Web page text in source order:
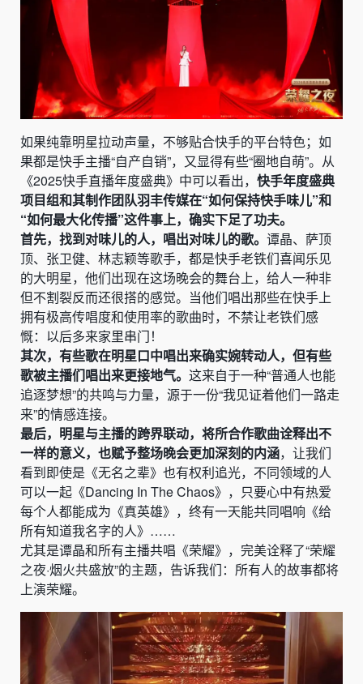
如果纯靠明星拉动声量，不够贴合快手的平台特色；如
果都是快手主播“自产自销”，又显得有些“圈地自萌”。从
《2025快手直播年度盛典》中可以看出， 快手年度盛典
项目组和其制作团队羽丰传媒在“如何保持快手味儿”和
“如何最大化传播”这件事上，确实下足了功夫。
首先，找到对味儿的人，唱出对味儿的歌。 谭晶、萨顶
顶、张卫健、林志颖等歌手，都是快手老铁们喜闻乐见
的大明星，他们出现在这场晚会的舞台上，给人一种非
但不割裂反而还很搭的感觉。当他们唱出那些在快手上
拥有极高传唱度和使用率的歌曲时，不禁让老铁们感
慨：以后多来家里串门！
其次，有些歌在明星口中唱出来确实婉转动人，但有些
歌被主播们唱出来更接地气。 这来自于一种“普通人也能
追逐梦想”的共鸣与力量，源于一份“我见证着他们一路走
来”的情感连接。
最后，明星与主播的跨界联动，将所合作歌曲诠释出不
一样的意义，也赋予整场晚会更加深刻的内涵，让我们
看到即使是《无名之辈》也有权利追光，不同领域的人
可以一起《Dancing In The Chaos》，只要心中有热爱
每个人都能成为《真英雄》，终有一天能共同唱响《给
所有知道我名字的人》……
尤其是谭晶和所有主播共唱《荣耀》，完美诠释了“荣耀
之夜·烟火共盛放”的主题，告诉我们：所有人的故事都将
上演荣耀。